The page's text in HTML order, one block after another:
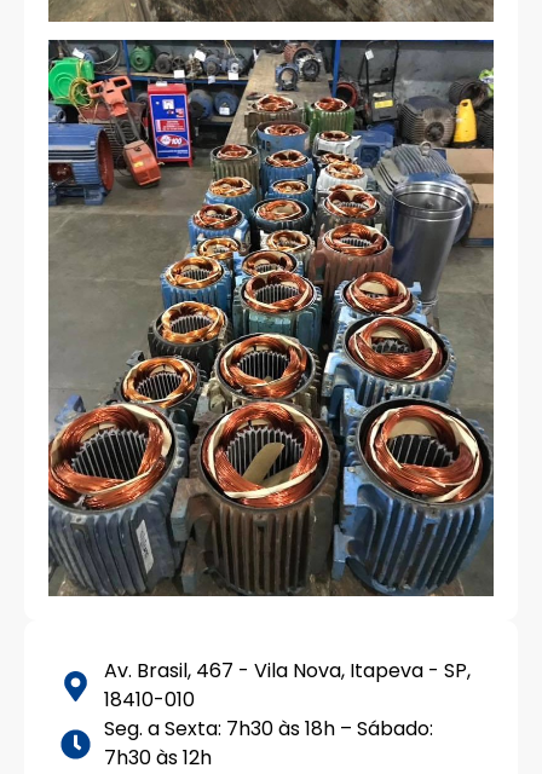
Av. Brasil, 467 - Vila Nova, Itapeva - SP,
18410-010
Seg. a Sexta: 7h30 às 18h – Sábado:
7h30 às 12h